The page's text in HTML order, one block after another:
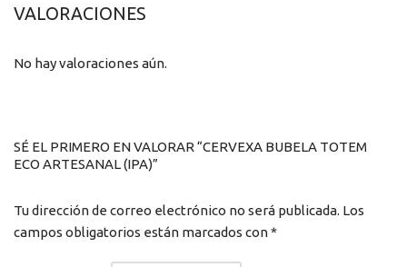
VALORACIONES
No hay valoraciones aún.
SÉ EL PRIMERO EN VALORAR “CERVEXA BUBELA TOTEM
ECO ARTESANAL (IPA)”
Tu dirección de correo electrónico no será publicada. Los
campos obligatorios están marcados con*